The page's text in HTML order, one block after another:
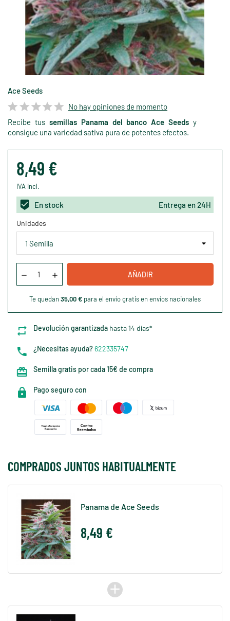
Ace Seeds
No hay opiniones de momento
Recibe tussemillas Panama del banco Ace Seeds y
consigue una variedad sativa pura de potentes efectos.
8,49 €
IVA Incl.
En stock Entrega en 24H
Unidades
AÑADIR
Te quedan 35,00 € para el envío gratis en envíos nacionales
Devolución garantizada hasta 14 días*
¿Necesitas ayuda?622335747
Semilla gratis por cada 15€ de compra
Pago seguro con
COMPRADOS JUNTOS HABITUALMENTE
Panama de Ace Seeds
8,49 €
add